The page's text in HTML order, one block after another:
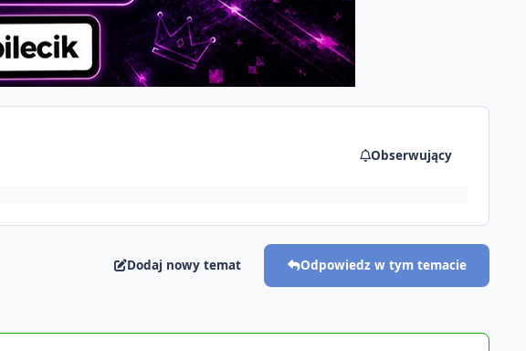
Obserwujący
Dodaj nowy temat Odpowiedz w tym temacie